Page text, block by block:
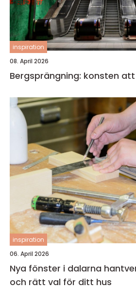
inspiration
08. April 2026
Bergsprängning: konsten
inspiration
06. April 2026
Nya fönster i dalarna hantverk, hållbarhet
och rätt val för ditt hus